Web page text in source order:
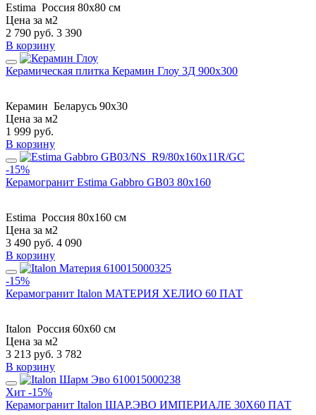
Estima Россия 80x80 см
Цена за м2
2 790 руб. 3 390
В корзину
Керамическая плитка Керамин Глоу 3Д 900х300
Керамин Беларусь 90x30
Цена за м2
1 999 руб.
В корзину
-15%
Керамогранит Estima Gabbro GB03 80x160
Estima Россия 80x160 см
Цена за м2
3 490 руб. 4 090
В корзину
-15%
Керамогранит Italon МАТЕРИЯ ХЕЛИО 60 ПАТ
Italon Россия 60x60 см
Цена за м2
3 213 руб. 3 782
В корзину
Хит -15%
Керамогранит Italon ШАР.ЭВО ИМПЕРИАЛЕ 30X60 ПАТ